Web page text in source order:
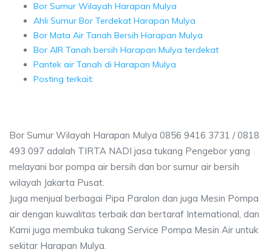
Bor Sumur Wilayah Harapan Mulya
Ahli Sumur Bor Terdekat Harapan Mulya
Bor Mata Air Tanah Bersih Harapan Mulya
Bor AIR Tanah bersih Harapan Mulya terdekat
Pantek air Tanah di Harapan Mulya
Posting terkait:
Bor Sumur Wilayah Harapan Mulya 0856 9416 3731 / 0818
493 097 adalah TIRTA NADI jasa tukang Pengebor yang
melayani bor pompa air bersih dan bor sumur air bersih
wilayah Jakarta Pusat.
Juga menjual berbagai Pipa Paralon dan juga Mesin Pompa
air dengan kuwalitas terbaik dan bertaraf International, dan
Kami juga membuka tukang Service Pompa Mesin Air untuk
sekitar Harapan Mulya.